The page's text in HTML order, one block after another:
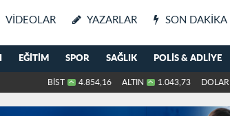
VIDEOLAR YAZARLAR SON DAKIKA
EĞITIM SPOR SAĞLIK POLIS & ADLIYE
BİST 4.854,16 ALTIN 1.043,73 DOLAR